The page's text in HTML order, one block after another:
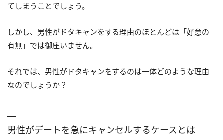
てしまうことでしょう。
しかし、男性がドタキャンをする理由のほとんどは「好意の
有無」では御座いません。
それでは、男性がドタキャンをするのは一体どのような理由
なのでしょうか？
男性がデートを急にキャンセルするケースとは